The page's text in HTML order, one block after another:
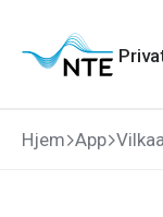
hovedmeny
søk
hovedinnhold
bunnområde
Hjem App